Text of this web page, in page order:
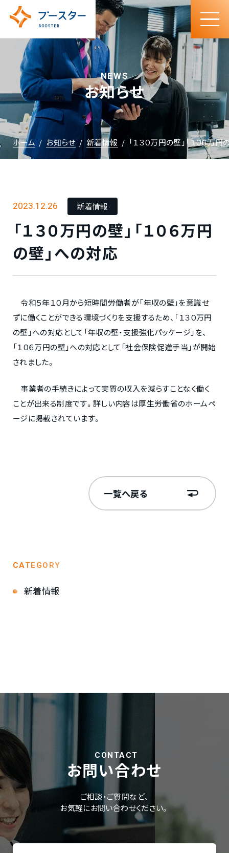
お知らせ
NEWS
ホーム お知らせ 新着情報 「１３０万円の壁」「１０６万
2023.12.26 新着情報
「１３０万円の壁」「１０６万円
の壁」への対応
令和５年１０月から短時間労働者が「年収の壁」を意識せ
ずに働くことができる環境づくりを支援するため、「１３０万円
の壁」への対応として「年収の壁・支援強化パッケージ」を、
「１０６万円の壁」への対応として「社会保険促進手当」が開始
されました。
事業者の手続きによって実質の収入を減らすことなく働く
ことが出来る制度です。詳しい内容は厚生労働省のホームペ
ージに掲載されています。
一覧へ戻る
CATEGORY
新着情報
お問い合わせ
CONTACT
ご相談・ご質問など、
お気軽にお問い合わせください。